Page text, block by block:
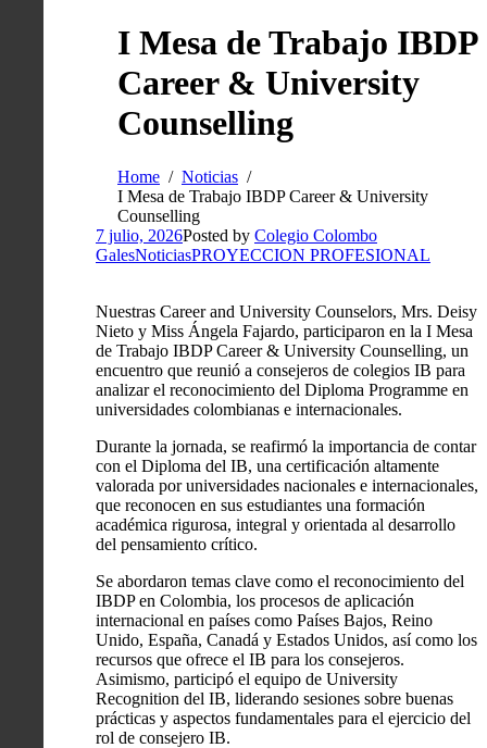
I Mesa de Trabajo IBDP
Career & University
Counselling
Home
Noticias
I Mesa de Trabajo IBDP Career & University
Counselling
7 julio, 2026Posted by Colegio Colombo
GalesNoticiasPROYECCION PROFESIONAL
Nuestras Career and University Counselors, Mrs. Deisy
Nieto y Miss Ángela Fajardo, participaron en la I Mesa
de Trabajo IBDP Career & University Counselling, un
encuentro que reunió a consejeros de colegios IB para
analizar el reconocimiento del Diploma Programme en
universidades colombianas e internacionales.
Durante la jornada, se reafirmó la importancia de contar
con el Diploma del IB, una certificación altamente
valorada por universidades nacionales e internacionales,
que reconocen en sus estudiantes una formación
académica rigurosa, integral y orientada al desarrollo
del pensamiento crítico.
Se abordaron temas clave como el reconocimiento del
IBDP en Colombia, los procesos de aplicación
internacional en países como Países Bajos, Reino
Unido, España, Canadá y Estados Unidos, así como los
recursos que ofrece el IB para los consejeros.
Asimismo, participó el equipo de University
Recognition del IB, liderando sesiones sobre buenas
prácticas y aspectos fundamentales para el ejercicio del
rol de consejero IB.